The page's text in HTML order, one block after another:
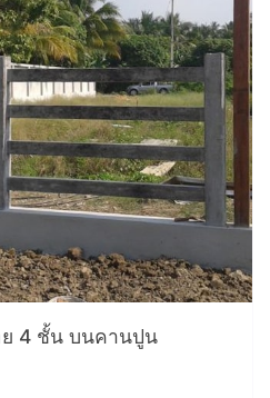
ย 4 ชั้น บนคานปูน